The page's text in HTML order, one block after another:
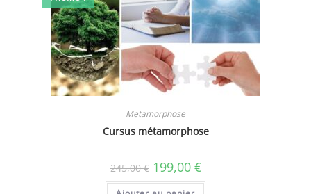
Metamorphose
Cursus métamorphose
245,00€ Le
prix
initial
199,00 €Le
prix
actuel